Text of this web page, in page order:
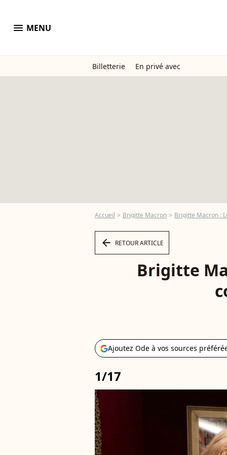
menu MENU
Billetterie En privé avec
Accueil Brigitte Macron Brigitte Macron :
arrow_left RETOUR ARTICLE
Brigitte
Ajoutez Ode à vos sources
1/17